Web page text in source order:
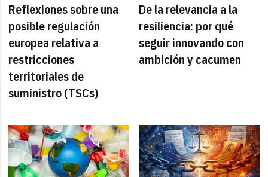
Reflexiones sobre una
posible regulación
europea relativa a
restricciones
territoriales de
suministro (TSCs)
De la relevancia a la
resiliencia: por qué
seguir innovando con
ambición y cacumen